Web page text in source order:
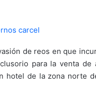
de reos en que
para la venta de
hotel de la zona norte